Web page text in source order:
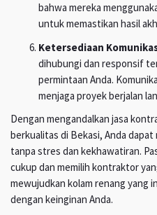
bahwa mereka
untuk memastikan hasil
Ketersediaan
dihubungi dan responsif
permintaan Anda.
menjaga proyek berjalan
Dengan mengandalkan jasa
berkualitas di Bekasi, Anda dapat
tanpa stres dan kekhawatiran.
cukup dan memilih kontraktor
mewujudkan kolam renang yang
dengan keinginan Anda.